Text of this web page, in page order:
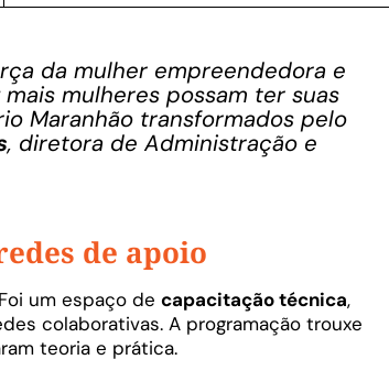
da mulher empreendedora e
mulheres possam ter suas
Maranhão transformados pelo
, diretora de Administração e
de apoio
um espaço de capacitação técnica,
colaborativas. A programação trouxe
teoria e prática.